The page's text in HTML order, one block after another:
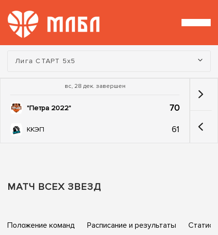
Турнир:
Лига СТАРТ 5х5
вс, 28 дек. завершен
"Петра 2022" 70
ККЭП 61
МАТЧ ВСЕХ ЗВЕЗД
Положение команд Расписание и результаты